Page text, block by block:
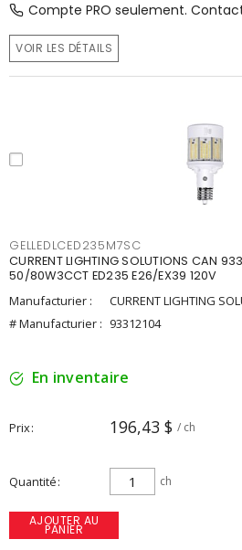
Compte PRO seulement.
VOIR LES DÉTAILS
GELLEDLCED235M7SC
CURRENT LIGHTING SOLUTIONS CAN
50/80W3CCT ED235 E26/EX39 120V
Manufacturier :
CURRENT LIGHTING
# Manufacturier : 93312104
En inventaire
Prix 196,43 $ / ch
Quantité ch
AJOUTER AU
PANIER